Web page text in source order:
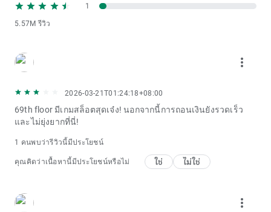
5.57M รีวิว
1
more_vert
2026-03-21T01:24:18+08:00
69th floor มีเกมสล็อตสุดเจ๋ง! นอกจากนี้การถอนเงินยังรวดเร็ว
และไม่ยุ่งยากที่นี่!
1 คนพบว่ารีวิวนี้มีประโยชน์
คุณคิดว่าเนื้อหานี้มีประโยชน์หรือไม่ ใช่ ไม่ใช่
more_vert